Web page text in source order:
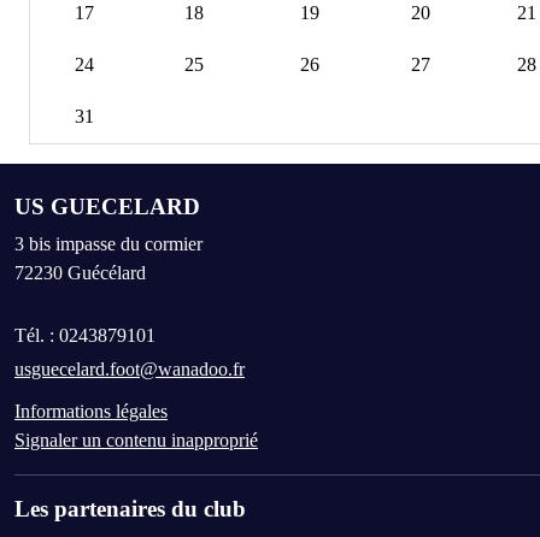
17 18 19 20 21
24 25 26 27 28
31
US GUECELARD
3 bis impasse du cormier
72230 Guécélard
Tél. : 0243879101
usguecelard.foot@wanadoo.fr
Informations légales
Signaler un contenu inapproprié
Les partenaires du club